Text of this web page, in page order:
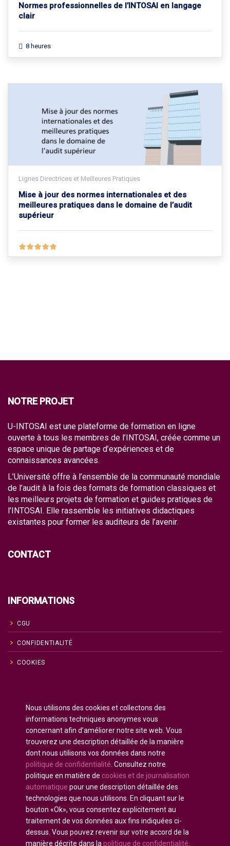
Normes professionnelles de l’INTOSAI en langage
clair
8 heures
Lignes Directrices et Meilleures Pratiques
Mise à jour des normes internationales et des
meilleures pratiques dans le domaine de l’audit
supérieur
NOTRE PROJET
U-INTOSAI est une plateforme de formation en ligne
ouverte à tous les membres de l’INTOSAI, créée comme un
espace unique de partage d’expériences et de
connaissances avancées.
L’Université offre à l’ensemble de la communauté mondiale
de l’audit à la fois des formats de formation classiques et
les meilleurs projets de formation et guides pratiques de
l’INTOSAI. Elle rassemble les initiatives didactiques
existantes pour former les auditeurs de l’avenir.
CONTACT
INFORMATIONS
CGU
CONFIDENTIALITÉ
COOKIES
Русский
( Russe
Español(Espagnol )
Français
Allemand
العربية(Arabe)
Português(Portugais - du Portugal)
Nous utilisons des cookies et collectons des
informations techniques anonymes vous
concernant afin d’améliorer notre site web. Vous
trouverez une description détaillée de la manière
dont nous utilisons vos données dans notre
politique de confidentialité . Consultez notre
politique en matière de cookies et de journalisation
automatique pour une description détaillée des
technologies que nous utilisons. En cliquant sur le
bouton «Ok», vous consentez explicitement au
traitement de vos données aux fins indiquées ci-
dessus. Vous pouvez revenir sur votre accord de la
manière décrite dans la politique de confidentialité